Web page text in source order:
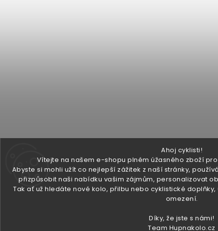
Ahoj cyklisti!
Vítejte na našem e-shopu plném úžasného zboží
Abyste si mohli užít co nejlepší zážitek z naší stránky,
přizpůsobit naši nabídku vašim zájmům, personalizovat
Tak ať už hledáte nové kolo, přilbu nebo cyklistické
omezení.
Díky, že jste s námi!
Team Hupnakolo.cz